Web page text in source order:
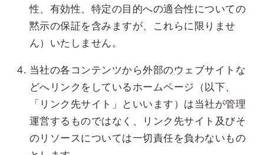
性、有効性、特定の目的への適合性についての
黙示の保証を含みますが、これらに限りませ
ん）いたしません。
当社の各コンテンツから外部のウェブサイトな
どへリンクをしているホームページ（以下、
「リンク先サイト」といいます）は当社が管理
運営するものではなく、リンク先サイト及びそ
のリソースについては一切責任を負わないもの